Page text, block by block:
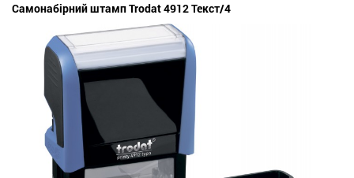
Самонабірний штамп Trodat 4912 Текст/4